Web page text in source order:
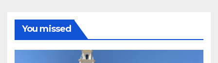
You missed